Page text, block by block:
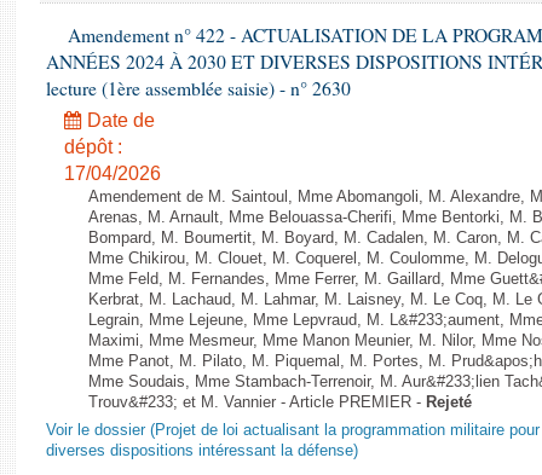
Amendement n° 422 - ACTUALISATION DE LA
ANNÉES 2024 À 2030 ET DIVERSES DISPOSITIONS
lecture (1ère assemblée saisie) - n° 2630
Date de
dépôt :
17/04/2026
Amendement de M. Saintoul, Mme Abomangoli, M. Alexandre,
Arenas, M. Arnault, Mme Belouassa-Cherifi, Mme Bentorki, M.
Bompard, M. Boumertit, M. Boyard, M. Cadalen, M. Caron, M.
Mme Chikirou, M. Clouet, M. Coquerel, M. Coulomme, M.
Mme Feld, M. Fernandes, Mme Ferrer, M. Gaillard, Mme
Kerbrat, M. Lachaud, M. Lahmar, M. Laisney, M. Le Coq, M. Le
Legrain, Mme Lejeune, Mme Lepvraud, M. L&#233;aument,
Maximi, Mme Mesmeur, Mme Manon Meunier, M. Nilor, Mme
Mme Panot, M. Pilato, M. Piquemal, M. Portes, M.
Mme Soudais, Mme Stambach-Terrenoir, M. Aur&#233;lien
Trouv&#233; et M. Vannier - Article PREMIER - Rejeté
Voir le dossier (Projet de loi actualisant la programmation militaire
diverses dispositions intéressant la défense)